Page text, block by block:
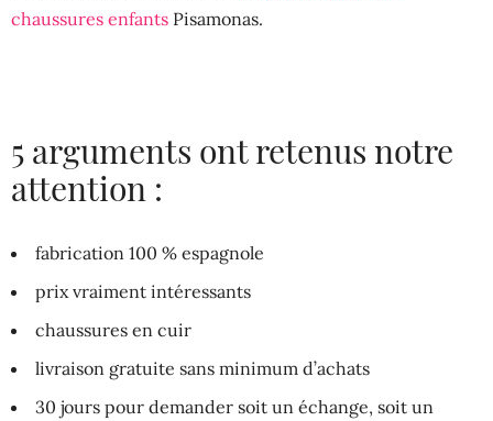
chaussures enfants Pisamonas.
5 arguments ont retenus notre
attention :
fabrication 100 % espagnole
prix vraiment intéressants
chaussures en cuir
livraison gratuite sans minimum d’achats
30 jours pour demander soit un échange, soit un